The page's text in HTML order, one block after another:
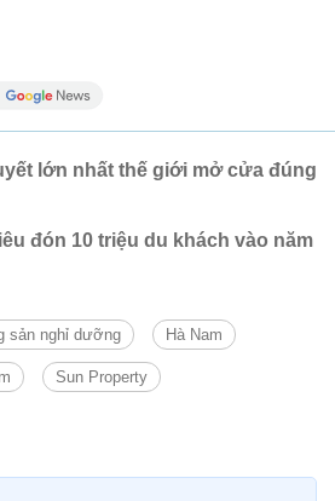
lớn nhất thế giới mở cửa đúng
đón 10 triệu du khách vào năm
sản nghỉ dưỡng Hà Nam
Sun Property